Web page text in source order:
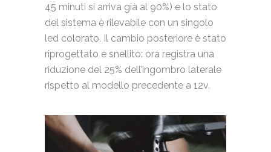
45 minuti si arriva già al 90%) e lo stato
del sistema è rilevabile con un singolo
led colorato. Il cambio posteriore è stato
riprogettato e snellito: ora registra una
riduzione del 25% dell’ingombro laterale
rispetto al modello precedente a 12v.